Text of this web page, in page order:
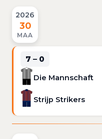
2026
30
MAA
7 – 0
Die Mannschaft
Strijp Strikers